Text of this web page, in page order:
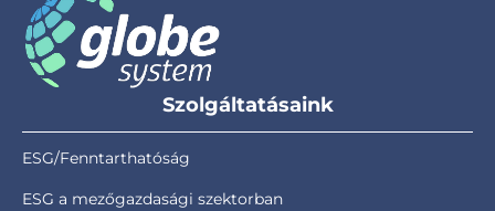
Szolgáltatásaink
ESG/Fenntarthatóság
ESG a mezőgazdasági szektorban